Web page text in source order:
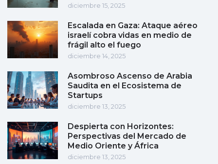
diciembre 15, 2025
Escalada en Gaza: Ataque aéreo
israelí cobra vidas en medio de
frágil alto el fuego
diciembre 14, 2025
Asombroso Ascenso de Arabia
Saudita en el Ecosistema de
Startups
diciembre 13, 2025
Despierta con Horizontes:
Perspectivas del Mercado de
Medio Oriente y África
diciembre 13, 2025